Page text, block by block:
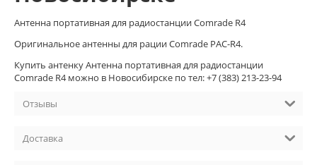
Антенна портативная для радиостанции Comrade R4
Оригинальное антенны для рации Comrade PAC-R4.
Купить антенку Антенна портативная для радиостанции
Comrade R4 можно в Новосибирске по тел: +7 (383) 213-23-94
Отзывы
Доставка